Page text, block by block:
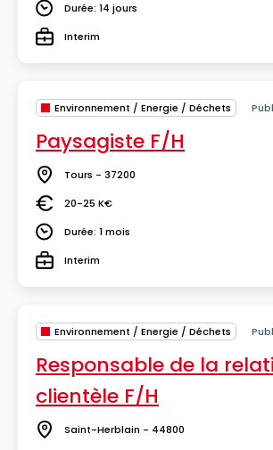
DuréeDurée: 14 jours
TypeInterim
Environnement / Energie / Déchets
Paysagiste F/H
Lieu Tours - 37200
Salaire20-25 K€
DuréeDurée: 1 mois
TypeInterim
Environnement / Energie / Déchets
Responsable de la
clientèle F/H
Lieu Saint-Herblain - 44800